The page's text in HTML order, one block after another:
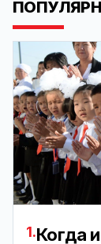
1.Когда